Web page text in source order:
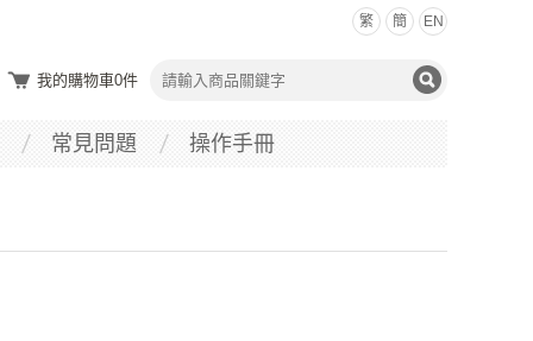
繁 簡 EN
我的購物車0件
常見問題 操作手冊